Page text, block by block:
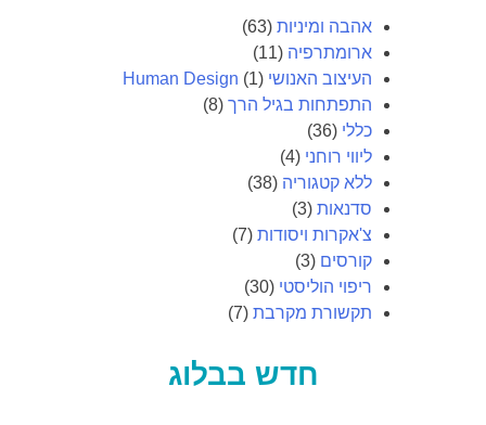
אהבה ומיניות(63)
ארומתרפיה (11)
העיצוב האנושי Human Design (1)
התפתחות בגיל הרך(8)
כללי (36)
ליווי רוחני (4)
ללא קטגוריה (38)
סדנאות(3)
צ'אקרות ויסודות(7)
קורסים (3)
ריפוי הוליסטי (30)
תקשורת מקרבת(7)
חדש בבלוג